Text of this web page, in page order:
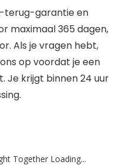
terug-garantie en
maximaal 365 dagen,
Als je vragen hebt,
op voordat je een
Je krijgt binnen 24 uur
Together Loading...